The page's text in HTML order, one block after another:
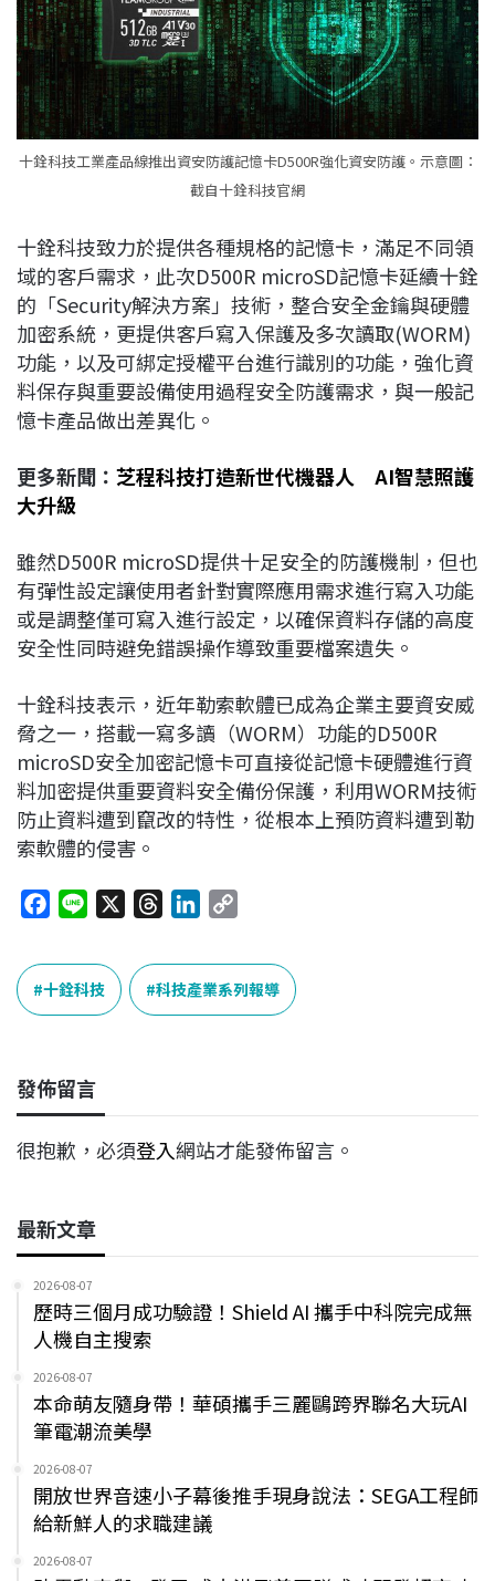
十銓科技工業產品線推出資安防護記憶卡D500R強化資安防護。示意圖：
截自十銓科技官網
十銓科技致力於提供各種規格的記憶卡，滿足不同領
域的客戶需求，此次D500R microSD記憶卡延續十銓
的「Security解決方案」技術，整合安全金鑰與硬體
加密系統，更提供客戶寫入保護及多次讀取(WORM)
功能，以及可綁定授權平台進行識別的功能，強化資
料保存與重要設備使用過程安全防護需求，與一般記
憶卡產品做出差異化。
更多新聞： 芝程科技打造新世代機器人 AI智慧照護
大升級
雖然D500R microSD提供十足安全的防護機制，但也
有彈性設定讓使用者針對實際應用需求進行寫入功能
或是調整僅可寫入進行設定，以確保資料存儲的高度
安全性同時避免錯誤操作導致重要檔案遺失。
十銓科技表示，近年勒索軟體已成為企業主要資安威
脅之一，搭載一寫多讀（WORM）功能的D500R
microSD安全加密記憶卡可直接從記憶卡硬體進行資
料加密提供重要資料安全備份保護，利用WORM技術
防止資料遭到竄改的特性，從根本上預防資料遭到勒
索軟體的侵害。
c
e
b
o
k
n
e
r
e
a
n
k
e
p
y
L
十銓科技 科技產業系列報導
發佈留言
很抱歉，必須登入網站才能發佈留言。
最新文章
2026-08-07
歷時三個月成功驗證！Shield AI 攜手中科院完成無
人機自主搜索
2026-08-07
本命萌友隨身帶！華碩攜手三麗鷗跨界聯名大玩AI
筆電潮流美學
2026-08-07
開放世界音速小子幕後推手現身說法：SEGA工程師
給新鮮人的求職建議
2026-08-07